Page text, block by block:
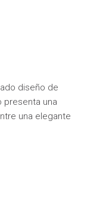
diseño de
presenta una
una elegante